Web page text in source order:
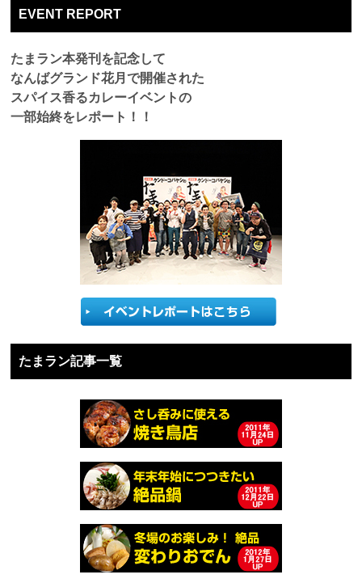
EVENT REPORT
たまラン本発刊を記念して
なんばグランド花月で開催された
スパイス香るカレーイベントの
一部始終をレポート！！
たまラン記事一覧